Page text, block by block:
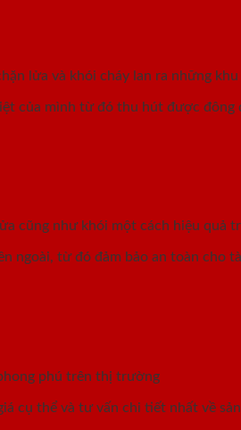
lửa và khói cháy lan ra những
của mình từ đó thu hút được đông
cũng như khói một cách hiệu quả
ngoài, từ đó đảm bảo an toàn cho
phú trên thị trường
cụ thể và tư vấn chi tiết nhất về